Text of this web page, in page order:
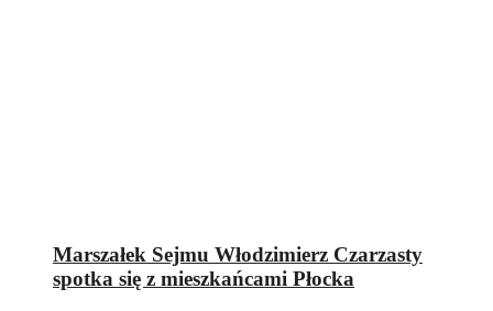
Marszałek Sejmu Włodzimierz Czarzasty
spotka się z mieszkańcami Płocka